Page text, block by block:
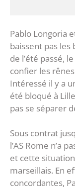
Pablo Longoria
baissent pas les
de l’été passé,
confier les
Intéressé il y a
été bloqué à
pas se séparer
Sous contrat
l’AS Rome n’a
et cette
marseillais. En
concordantes,